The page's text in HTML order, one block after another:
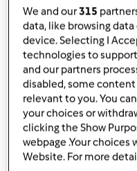
monika6500
śr., 07/24/2013 - 10:44
Mixi wszystko jest ok ,
nastawiłam na soki,a
uzupełniam braki
We and our315
data, like browsing
device. Selecting I
technologies to
and our partners
disabled, some content
relevant to you. You
your choices or
clicking the Show
webpage .Your
Website. For more